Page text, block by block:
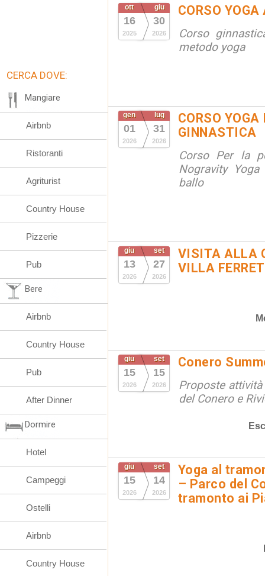
ott
16
2025
giu
30
2026
CORSO
Corso
metodo yoga
gen
01
2026
lug
31
2026
CORSO
GINNASTICA
Corso Per la
Nogravity
ballo
giu
13
2026
set
27
2026
VISITA ALLA
VILLA
giu
15
2026
set
15
2026
Conero
Proposte
del Conero e
giu
15
2026
set
14
2026
Yoga al
– Parco del
tramonto ai
CERCA DOVE:
Mangiare
Airbnb
Ristoranti
Agriturist
Country House
Pizzerie
Pub
Bere
Airbnb
Country House
Pub
After Dinner
Dormire
Hotel
Campeggi
Ostelli
Airbnb
Country House